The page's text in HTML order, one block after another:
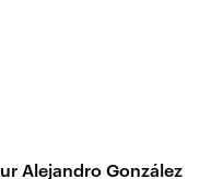
Alejandro González